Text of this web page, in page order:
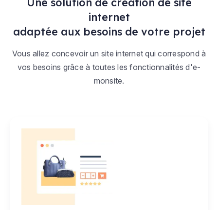
internet
adaptée aux besoins de votre projet
Vous allez concevoir un site internet qui correspond à
vos besoins grâce à toutes les fonctionnalités d'e-
monsite.